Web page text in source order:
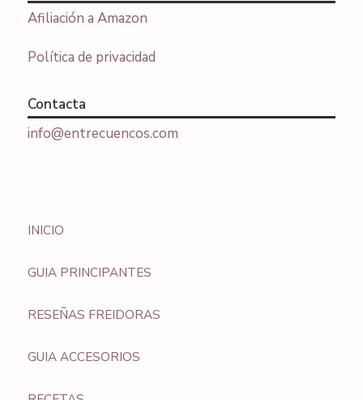
Afiliación a Amazon
Política de privacidad
Contacta
info@entrecuencos.com
INICIO
GUIA PRINCIPANTES
RESEÑAS FREIDORAS
GUIA ACCESORIOS